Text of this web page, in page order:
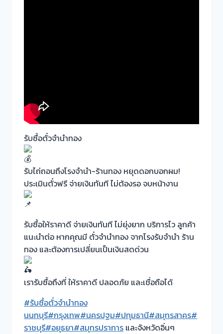
รับซื้อตั๋วจำนำทอง
รับไถ่ถอนถึงโรงจำนำ-ร้านทอง หยุดดอกบอกผม!
ประเมินตั๋วฟรี จ่ายเงินทันที ไม่ต้องรอ จบหน้างาน
รับซื้อให้ราคาดี จ่ายเงินทันที ไม่ยุ่งยาก บริการไว ลูกค้า
แนะนำต่อ หากคุณมี ตั๋วจำนำทอง จากโรงรับจำนำ ร้าน
ทอง และต้องการเปลี่ยนเป็นเงินสดด่วน
เรารับซื้อถึงที่ ให้ราคาดี ปลอดภัย และเชื่อถือได้
#รับซื้อตั๋วจำนำทอง
นนทบุรี#กรุงเทพ#นครปฐม#ปทุมธานี#สมุทรสาคร#
ราชบุรี#อยุธยา#สมุทรปราการ และจังหวัดอิ่นๆ